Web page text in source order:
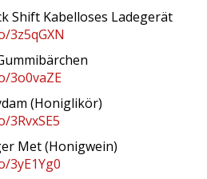
Shift Kabelloses Ladegerät
3z5qGXN
3o0vaZE
(Honiglikör)
3RvxSE5
Met (Honigwein)
3yE1Yg0